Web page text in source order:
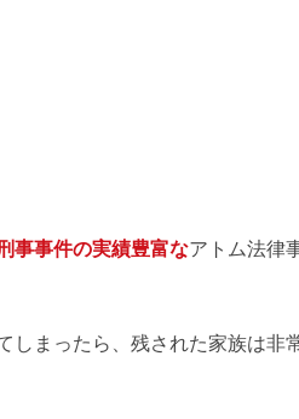
事事件の実績豊富なアトム法律
しまったら、残された家族は非